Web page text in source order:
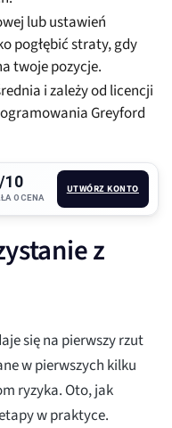
lub ustawień
pogłębić straty, gdy
twoje pozycje.
i zależy od licencji
Greyford
10
OCENA
UTWÓRZ KONTO
z
się na pierwszy rzut
w pierwszych kilku
ryzyka. Oto, jak
w praktyce.